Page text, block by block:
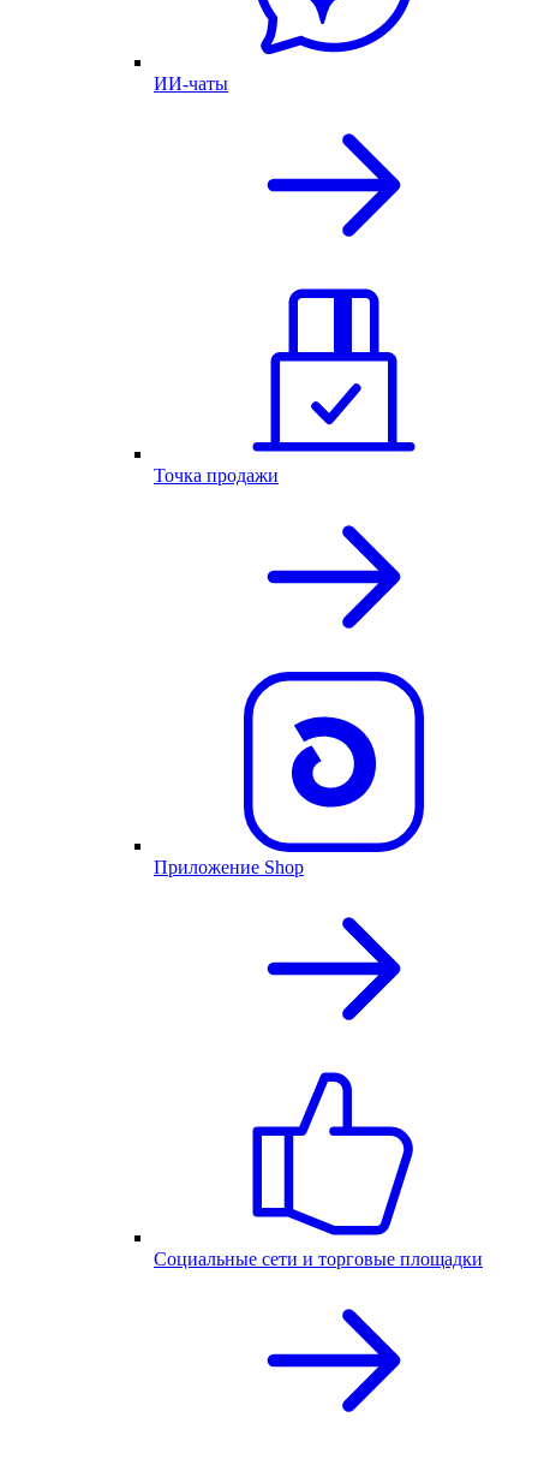
ИИ-чаты
Точка продажи
Приложение Shop
Социальные сети и торговые площадки